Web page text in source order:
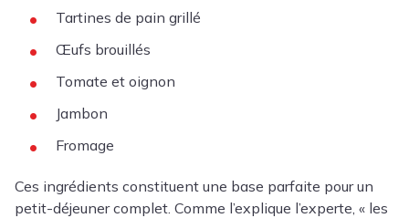
Tartines de pain grillé
Œufs brouillés
Tomate et oignon
Jambon
Fromage
Ces ingrédients constituent une base parfaite pour un
petit-déjeuner complet. Comme l’explique l’experte, « les